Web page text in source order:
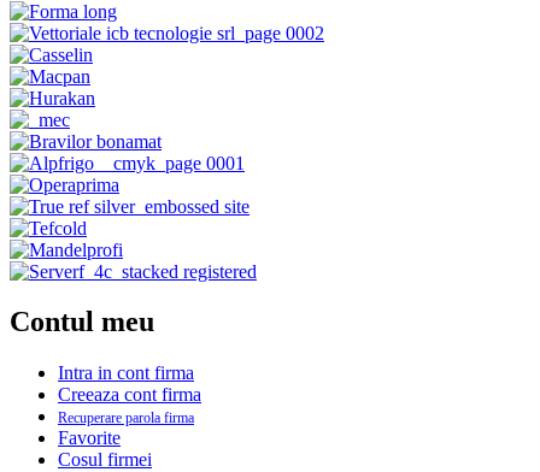
Contul meu
Intra in cont firma
Creeaza cont firma
Recuperare parola firma
Favorite
Cosul firmei